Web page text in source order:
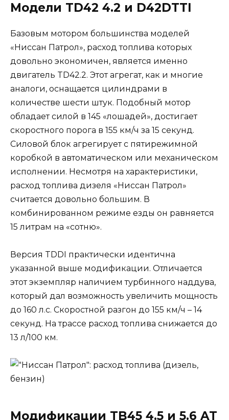
Модели TD42 4.2 и D42DTTI
Базовым мотором большинства моделей
«Ниссан Патрол», расход топлива которых
довольно экономичен, является именно
двигатель TD42.2. Этот агрегат, как и многие
аналоги, оснащается цилиндрами в
количестве шести штук. Подобный мотор
обладает силой в 145 «лошадей», достигает
скоростного порога в 155 км/ч за 15 секунд.
Силовой блок агрегирует с пятирежимной
коробкой в автоматическом или механическом
исполнении. Несмотря на характеристики,
расход топлива дизеля «Ниссан Патрол»
считается довольно большим. В
комбинированном режиме езды он равняется
15 литрам на «сотню».
Версия TDDI практически идентична
указанной выше модификации. Отличается
этот экземпляр наличием турбинного наддува,
который дал возможность увеличить мощность
до 160 л.с. Скоростной разгон до 155 км/ч – 14
секунд. На трассе расход топлива снижается до
13 л/100 км.
Модификации TB45 4.5 и 5.6 AT